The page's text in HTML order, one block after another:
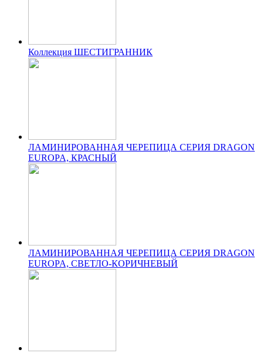
Коллекция ШЕСТИГРАННИК
ЛАМИНИРОВАННАЯ ЧЕРЕПИЦА СЕРИЯ DRAGON
EUROPA, КРАСНЫЙ
ЛАМИНИРОВАННАЯ ЧЕРЕПИЦА СЕРИЯ DRAGON
EUROPA, СВЕТЛО-КОРИЧНЕВЫЙ